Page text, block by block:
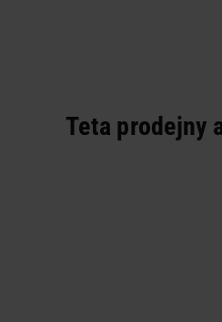
Teta prodejny